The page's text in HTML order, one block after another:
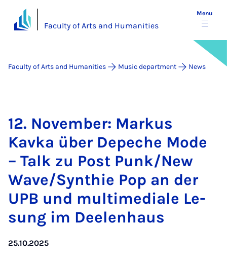
Faculty of Arts and Humanities
Menu
Faculty of Arts and Humanities Music department News
12. Novem­ber: Markus
Kavka über De­peche Mode
– Talk zu Post Punk/New
Wave/Syn­th­ie Pop an der
UPB und mul­ti­me­diale Le­
sung im Deelen­haus
25.10.2025